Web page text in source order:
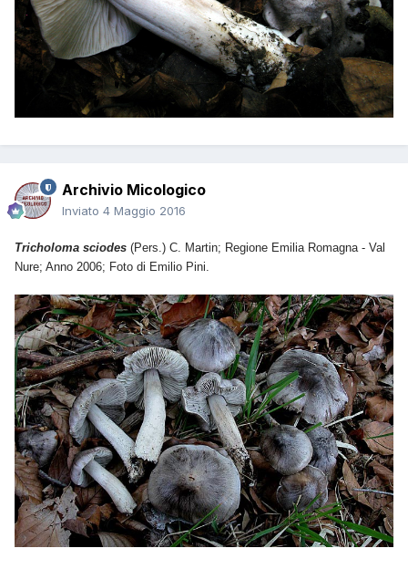
Archivio Micologico
Inviato 4 Maggio 2016
Tricholoma sciodes (Pers.) C. Martin; Regione Emilia Romagna - Val
Nure; Anno 2006; Foto di Emilio Pini.